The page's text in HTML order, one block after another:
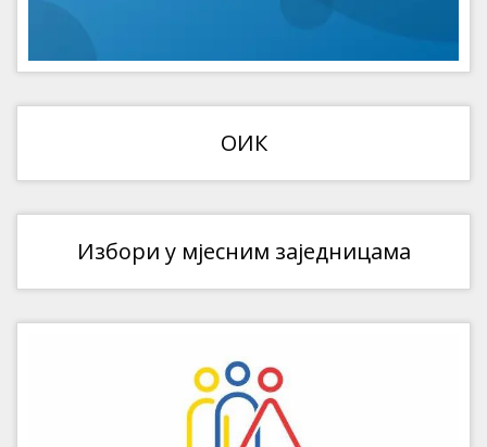
ОИК
Избори у мјесним заједницама